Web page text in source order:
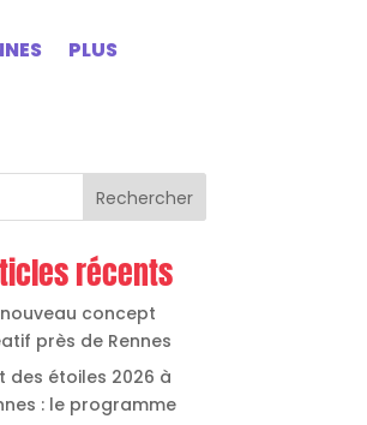
PLUS
Rechercher
récents
concept
près de Rennes
des étoiles 2026 à
: le programme